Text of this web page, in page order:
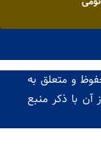
به
منبع